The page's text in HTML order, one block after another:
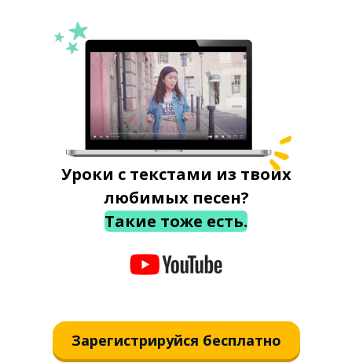
Уроки с текстами из твоих
любимых песен?
Такие тоже есть.
Зарегистрируйся бесплатно